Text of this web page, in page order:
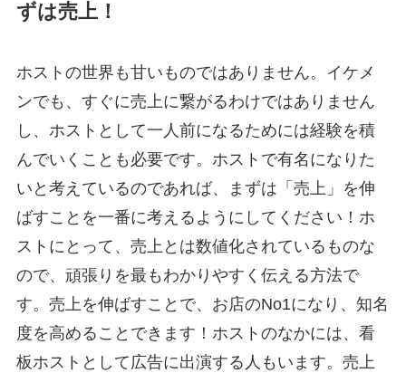
ずは売上！
ホストの世界も甘いものではありません。イケメ
ンでも、すぐに売上に繋がるわけではありません
し、ホストとして一人前になるためには経験を積
んでいくことも必要です。ホストで有名になりた
いと考えているのであれば、まずは「売上」を伸
ばすことを一番に考えるようにしてください！ホ
ストにとって、売上とは数値化されているものな
ので、頑張りを最もわかりやすく伝える方法で
す。売上を伸ばすことで、お店のNo1になり、知名
度を高めることできます！ホストのなかには、看
板ホストとして広告に出演する人もいます。売上